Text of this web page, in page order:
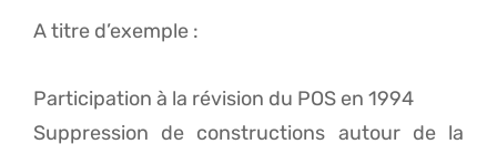
A titre d’exemple :
Participation à la révision du POS en 1994
Suppression de constructions autour de la